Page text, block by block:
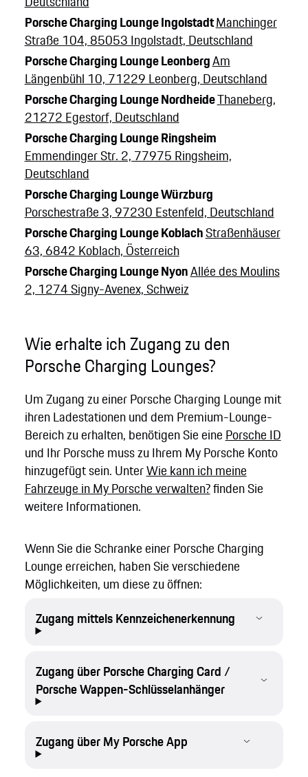
Porsche Charging Lounge IngolstadtManchinger
Straße 104, 85053 Ingolstadt, Deutschland
Porsche Charging Lounge LeonbergAm
Längenbühl 10, 71229 Leonberg, Deutschland
Porsche Charging Lounge NordheideThaneberg,
21272 Egestorf, Deutschland
Porsche Charging Lounge Ringsheim
Emmendinger Str. 2, 77975 Ringsheim,
Deutschland
Porsche Charging Lounge Würzburg
Porschestraße 3, 97230 Estenfeld, Deutschland
Porsche Charging Lounge KoblachStraßenhäuser
63, 6842 Koblach, Österreich
Porsche Charging Lounge NyonAllée des Moulins
2, 1274 Signy-Avenex, Schweiz
Wie erhalte ich Zugang zu den
Porsche Charging Lounges?
Um Zugang zu einer Porsche Charging Lounge mit
ihren Ladestationen und dem Premium-Lounge-
Bereich zu erhalten, benötigen Sie eine Porsche ID
und Ihr Porsche muss zu Ihrem My Porsche Konto
hinzugefügt sein. UnterWie kann ich meine
Fahrzeuge in My Porsche verwalten?finden Sie
weitere Informationen.
Wenn Sie die Schranke einer Porsche Charging
Lounge erreichen, haben Sie verschiedene
Möglichkeiten, um diese zu öffnen:
Zugang mittels Kennzeichenerkennung
Zugang über Porsche Charging Card /
Porsche Wappen-Schlüsselanhänger
Zugang über My Porsche App